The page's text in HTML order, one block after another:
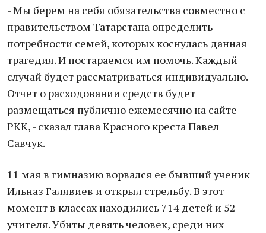
- Мы берем на себя обязательства совместно с
правительством Татарстана определить
потребности семей, которых коснулась данная
трагедия. И постараемся им помочь. Каждый
случай будет рассматриваться индивидуально.
Отчет о расходовании средств будет
размещаться публично ежемесячно на сайте
РКК, - сказал глава Красного креста Павел
Савчук.
11 мая в гимназию ворвался ее бывший ученик
Ильназ Галявиев и открыл стрельбу. В этот
момент в классах находились 714 детей и 52
учителя. Убиты девять человек, среди них